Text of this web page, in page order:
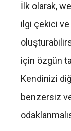
İlk olarak,
ilgi çekici ve
için özgün
Kendinizi
benzersiz